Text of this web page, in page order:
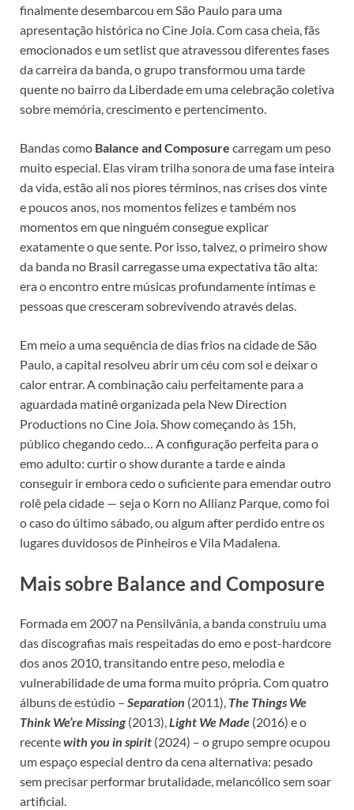
finalmente desembarcou em São Paulo para uma
apresentação histórica no Cine Joia. Com casa cheia, fãs
emocionados e um setlist que atravessou diferentes fases
da carreira da banda, o grupo transformou uma tarde
quente no bairro da Liberdade em uma celebração coletiva
sobre memória, crescimento e pertencimento.
Bandas como Balance and Composure carregam um peso
muito especial. Elas viram trilha sonora de uma fase inteira
da vida, estão ali nos piores términos, nas crises dos vinte
e poucos anos, nos momentos felizes e também nos
momentos em que ninguém consegue explicar
exatamente o que sente. Por isso, talvez, o primeiro show
da banda no Brasil carregasse uma expectativa tão alta:
era o encontro entre músicas profundamente íntimas e
pessoas que cresceram sobrevivendo através delas.
Em meio a uma sequência de dias frios na cidade de São
Paulo, a capital resolveu abrir um céu com sol e deixar o
calor entrar. A combinação caiu perfeitamente para a
aguardada matinê organizada pela New Direction
Productions no Cine Joia. Show começando às 15h,
público chegando cedo… A configuração perfeita para o
emo adulto: curtir o show durante a tarde e ainda
conseguir ir embora cedo o suficiente para emendar outro
rolê pela cidade — seja o Korn no Allianz Parque, como foi
o caso do último sábado, ou algum after perdido entre os
lugares duvidosos de Pinheiros e Vila Madalena.
Mais sobre Balance and Composure
Formada em 2007 na Pensilvânia, a banda construiu uma
das discografias mais respeitadas do emo e post-hardcore
dos anos 2010, transitando entre peso, melodia e
vulnerabilidade de uma forma muito própria. Com quatro
álbuns de estúdio – Separation (2011), The Things We
Think We’re Missing (2013),Light We Made (2016) e o
recentewith you in spirit (2024) – o grupo sempre ocupou
um espaço especial dentro da cena alternativa: pesado
sem precisar performar brutalidade, melancólico sem soar
artificial.